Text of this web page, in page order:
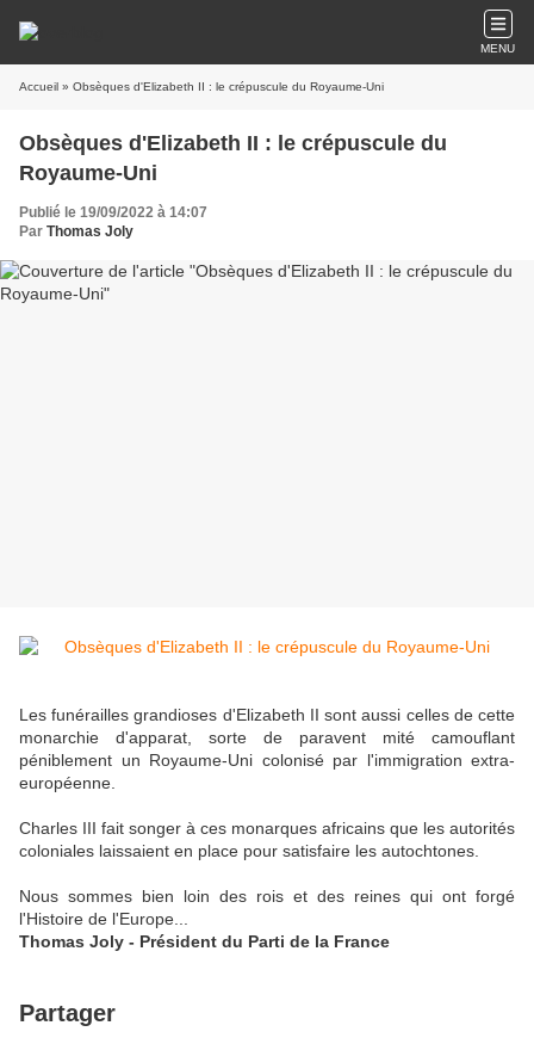
MENU
Accueil » Obsèques d'Elizabeth II : le crépuscule du Royaume-Uni
Obsèques d'Elizabeth II : le crépuscule du
Royaume-Uni
Publié le 19/09/2022 à 14:07
Par Thomas Joly
Les funérailles grandioses d'Elizabeth II sont aussi celles de cette
monarchie d'apparat, sorte de paravent mité camouflant
péniblement un Royaume-Uni colonisé par l'immigration extra-
européenne.
Charles III fait songer à ces monarques africains que les autorités
coloniales laissaient en place pour satisfaire les autochtones.
Nous sommes bien loin des rois et des reines qui ont forgé
l'Histoire de l'Europe...
Thomas Joly - Président du Parti de la France
Partager